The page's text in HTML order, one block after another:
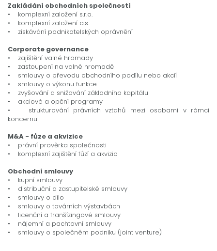
Zakládání obchodních společností
• komplexní založení s.r.o.
• komplexní založení a.s.
• získávání podnikatelských oprávnění
Corporate governance
• zajíštění valné hromady
• zastoupení na valné hromadě
• smlouvy o převodu obchodního podílu nebo akcií
• smlouvy o výkonu funkce
• zvyšování a snižování základního kapitálu
• akciové a opční programy
• strukturování právních vztahů mezi osobami v rámci
koncernu
M&A - fůze a akvizice
• právní prověrka společnosti
• komplexní zajištění fůzí a akvizic
Obchodní smlouvy
• kupní smlouvy
• distribuční a zastupitelské smlouvy
• smlouvy o dílo
• smlouvy o továrních výstavbách
• licenční a franšízingové smlouvy
• nájemní a pachtovní smlouvy
• smlouvy o společném podniku (joint venture)